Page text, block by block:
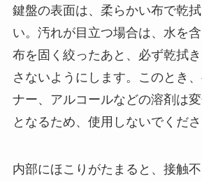
鍵盤の表面は、柔らかい布で乾
い。汚れが目立つ場合は、水を
布を固く絞ったあと、必ず乾拭
さないようにします。このとき
ナー、アルコールなどの溶剤は
となるため、使用しないでくださ
内部にほこりがたまると、接触